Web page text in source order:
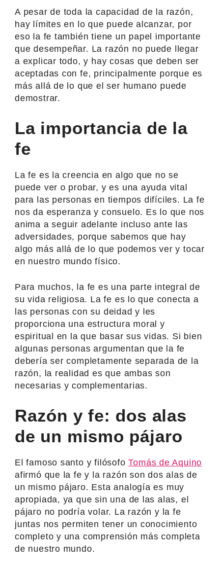
A pesar de toda la capacidad de la razón,
hay límites en lo que puede alcanzar, por
eso la fe también tiene un papel importante
que desempeñar. La razón no puede llegar
a explicar todo, y hay cosas que deben ser
aceptadas con fe, principalmente porque es
más allá de lo que el ser humano puede
demostrar.
La importancia de la
fe
La fe es la creencia en algo que no se
puede ver o probar, y es una ayuda vital
para las personas en tiempos difíciles. La fe
nos da esperanza y consuelo. Es lo que nos
anima a seguir adelante incluso ante las
adversidades, porque sabemos que hay
algo más allá de lo que podemos ver y tocar
en nuestro mundo físico.
Para muchos, la fe es una parte integral de
su vida religiosa. La fe es lo que conecta a
las personas con su deidad y les
proporciona una estructura moral y
espiritual en la que basar sus vidas. Si bien
algunas personas argumentan que la fe
debería ser completamente separada de la
razón, la realidad es que ambas son
necesarias y complementarias.
Razón y fe: dos alas
de un mismo pájaro
El famoso santo y filósofoTomás de Aquino
afirmó que la fe y la razón son dos alas de
un mismo pájaro. Esta analogía es muy
apropiada, ya que sin una de las alas, el
pájaro no podría volar. La razón y la fe
juntas nos permiten tener un conocimiento
completo y una comprensión más completa
de nuestro mundo.